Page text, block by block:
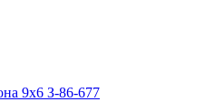
9х6 З-86-677